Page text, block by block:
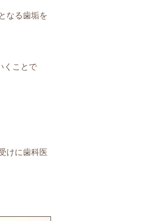
なる歯垢を
くことで
けに歯科医